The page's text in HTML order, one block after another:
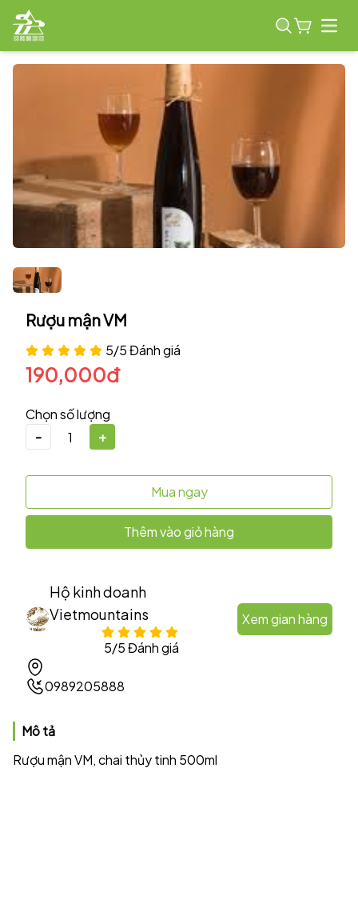
Rượu mận VM
5/5 Đánh giá
190,000đ
Chọn số lượng
-
+
Mua ngay
Thêm vào giỏ hàng
Hộ kinh doanh
Vietmountains
5/5 Đánh giá
Xem gian hàng
0989205888
Mô tả
Rượu mận VM, chai thủy tinh 500ml